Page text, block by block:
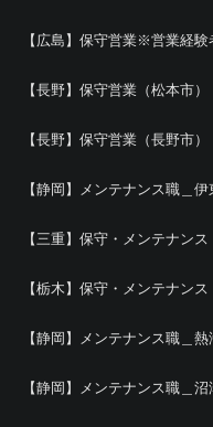
【広島】保守営業※営業経験
【長野】保守営業（松本市）
【長野】保守営業（長野市）
【静岡】メンテナンス職＿
【三重】保守・メンテナンス
【栃木】保守・メンテナンス
【静岡】メンテナンス職＿熱
【静岡】メンテナンス職＿沼